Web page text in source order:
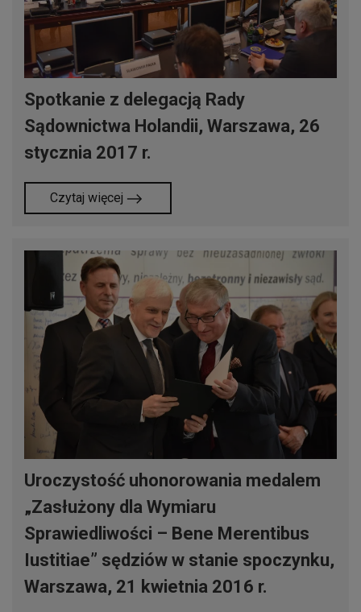
Spotkanie z delegacją Rady
Sądownictwa Holandii, Warszawa, 26
stycznia 2017 r.
Czytaj więcej
Uroczystość uhonorowania medalem
„Zasłużony dla Wymiaru
Sprawiedliwości – Bene Merentibus
Iustitiae” sędziów w stanie spoczynku,
Warszawa, 21 kwietnia 2016 r.